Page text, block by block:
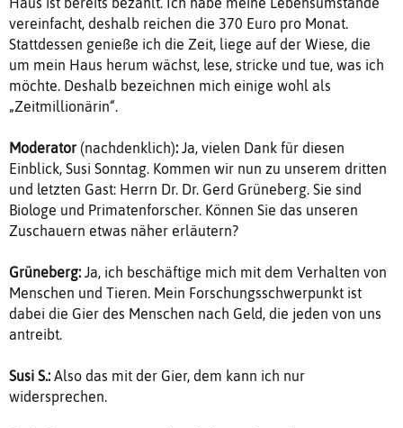
vereinfacht, deshalb reichen die 370 Euro pro Monat.
Stattdessen genieße ich die Zeit, liege auf der Wiese, die
um mein Haus herum wächst, lese, stricke und tue, was ich
möchte. Deshalb bezeichnen mich einige wohl als
„Zeitmillionärin“.
Moderator (nachdenklich): Ja, vielen Dank für diesen
Einblick, Susi Sonntag. Kommen wir nun zu unserem dritten
und letzten Gast: Herrn Dr. Dr. Gerd Grüneberg. Sie sind
Biologe und Primatenforscher. Können Sie das unseren
Zuschauern etwas näher erläutern?
Grüneberg: Ja, ich beschäftige mich mit dem Verhalten von
Menschen und Tieren. Mein Forschungsschwerpunkt ist
dabei die Gier des Menschen nach Geld, die jeden von uns
antreibt.
Susi S.: Also das mit der Gier, dem kann ich nur
widersprechen.